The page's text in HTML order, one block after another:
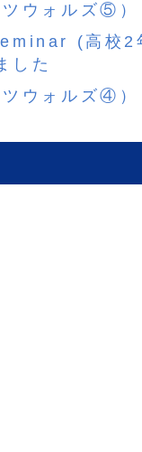
ウォルズ⑤）
(高校2
した
ウォルズ④）